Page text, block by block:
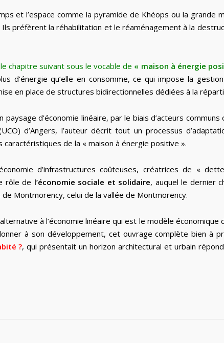
et l’espace comme la pyramide de Khéops ou la grande
préfèrent la réhabilitation et le réaménagement à la
chapitre suivant sous le vocable de « maison à énergie
d’énergie qu’elle en consomme, ce qui impose la
en place de structures bidirectionnelles dédiées à la
d’économie linéaire, par le biais d’acteurs communs
d’Angers, l’auteur décrit tout un processus
de la « maison à énergie positive ».
d’infrastructures coûteuses, créatrices de «
rôle de l’économie sociale et solidaire, auquel le dernier
Montmorency, celui de la vallée de Montmorency.
à l’économie linéaire qui est le modèle économique
à son développement, cet ouvrage complète bien à
?, qui présentait un horizon architectural et urbain